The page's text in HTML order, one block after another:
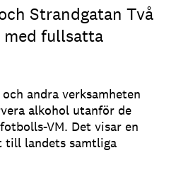
Strandgatan Två
med fullsatta
andra verksamheten
alkohol utanför de
VM. Det visar en
till landets samtliga